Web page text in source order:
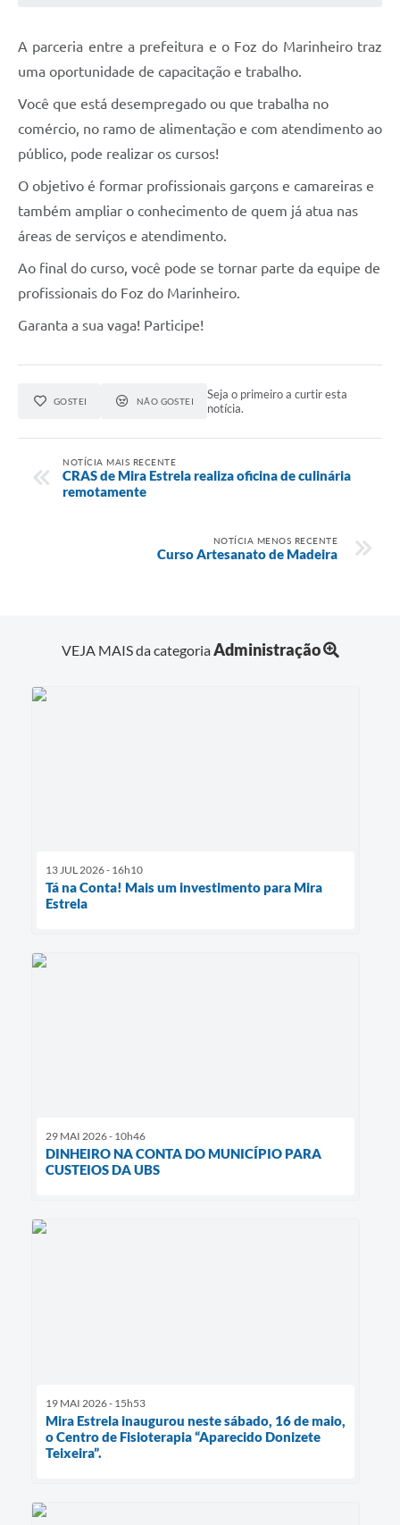
A parceria entre a prefeitura e o Foz do Marinheiro traz
uma oportunidade de capacitação e trabalho.
Você que está desempregado ou que trabalha no
comércio, no ramo de alimentação e com atendimento ao
público, pode realizar os cursos!
O objetivo é formar profissionais garçons e camareiras e
também ampliar o conhecimento de quem já atua nas
áreas de serviços e atendimento.
Ao final do curso, você pode se tornar parte da equipe de
profissionais do Foz do Marinheiro.
Garanta a sua vaga! Participe!
GOSTEI NÃO GOSTEI
Seja o primeiro a curtir esta
notícia.
NOTÍCIA MAIS RECENTE
CRAS de Mira Estrela realiza oficina de culinária
remotamente
NOTÍCIA MENOS RECENTE
Curso Artesanato de Madeira
VEJA MAIS da categoriaAdministração
13 JUL 2026 - 16h10
Tá na Conta! Mais um investimento para Mira
Estrela
29 MAI 2026 - 10h46
DINHEIRO NA CONTA DO MUNICÍPIO PARA
CUSTEIOS DA UBS
19 MAI 2026 - 15h53
Mira Estrela inaugurou neste sábado, 16 de maio,
o Centro de Fisioterapia “Aparecido Donizete
Teixeira”.